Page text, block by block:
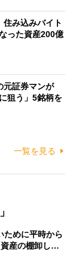
住み込みバイト
った資産200億
元証券マンが
狙う」5銘柄を
一覧を見る
ために平時から
産の棚卸し…